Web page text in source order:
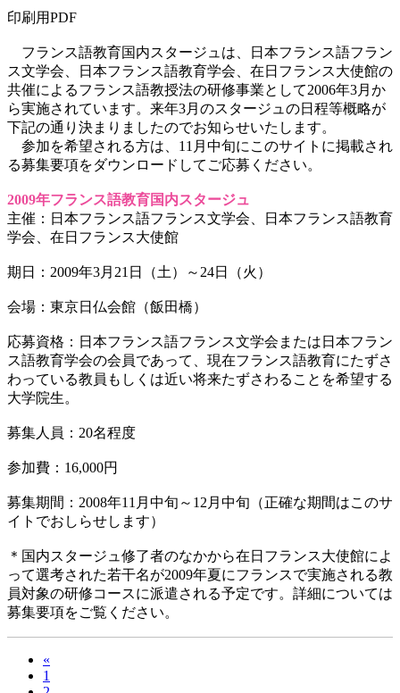
印刷用PDF
フランス語教育国内スタージュは、日本フランス語フラン
ス文学会、日本フランス語教育学会、在日フランス大使館の
共催によるフランス語教授法の研修事業として2006年3月か
ら実施されています。来年3月のスタージュの日程等概略が
下記の通り決まりましたのでお知らせいたします。
参加を希望される方は、11月中旬にこのサイトに掲載され
る募集要項をダウンロードしてご応募ください。
2009年フランス語教育国内スタージュ
主催：日本フランス語フランス文学会、日本フランス語教育
学会、在日フランス大使館
期日：2009年3月21日（土）～24日（火）
会場：東京日仏会館（飯田橋）
応募資格：日本フランス語フランス文学会または日本フラン
ス語教育学会の会員であって、現在フランス語教育にたずさ
わっている教員もしくは近い将来たずさわることを希望する
大学院生。
募集人員：20名程度
参加費：16,000円
募集期間：2008年11月中旬～12月中旬（正確な期間はこのサ
イトでおしらせします）
＊国内スタージュ修了者のなかから在日フランス大使館によ
って選考された若干名が2009年夏にフランスで実施される教
員対象の研修コースに派遣される予定です。詳細については
募集要項をご覧ください。
«
1